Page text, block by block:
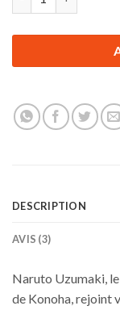
DESCRIPTION
AVIS (3)
Naruto Uzumaki,
de Konoha, rejoint